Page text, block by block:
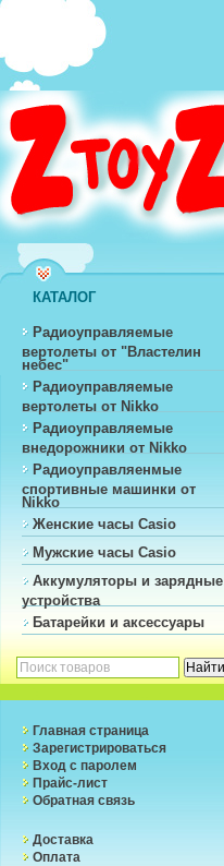
КАТАЛОГ
Радиоуправляемые
вертолеты от "Властелин
небес"
Радиоуправляемые
вертолеты от Nikko
Радиоуправляемые
внедорожники от Nikko
Радиоуправляенмые
спортивные машинки от
Nikko
Женские часы Casio
Мужские часы Casio
Аккумуляторы и зарядные
устройства
Батарейки и аксессуары
Главная страница
Зарегистрироваться
Вход с паролем
Прайс-лист
Обратная связь
Доставка
Оплата